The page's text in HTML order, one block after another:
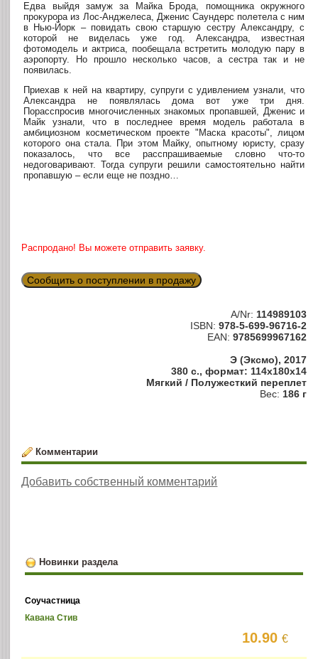
Едва выйдя замуж за Майка Брода, помощника окружного
прокурора из Лос-Анджелеса, Дженис Саундерс полетела с ним
в Нью-Йорк – повидать свою старшую сестру Александру, с
которой не виделась уже год. Александра, известная
фотомодель и актриса, пообещала встретить молодую пару в
аэропорту. Но прошло несколько часов, а сестра так и не
появилась.
Приехав к ней на квартиру, супруги с удивлением узнали, что
Александра не появлялась дома вот уже три дня.
Порасспросив многочисленных знакомых пропавшей, Дженис и
Майк узнали, что в последнее время модель работала в
амбициозном косметическом проекте "Маска красоты", лицом
которого она стала. При этом Майку, опытному юристу, сразу
показалось, что все расспрашиваемые словно что-то
недоговаривают. Тогда супруги решили самостоятельно найти
пропавшую – если еще не поздно…
Распродано! Вы можете отправить заявку.
Сообщить о поступлении в продажу
A/Nr: 114989103
ISBN: 978-5-699-96716-2
EAN: 9785699967162
Э (Эксмо), 2017
380 с., формат: 114x180x14
Мягкий / Полужесткий переплет
Вес: 186 г
Комментарии
Добавить собственный комментарий
Новинки раздела
Соучастница
Кавана Стив
10.90€